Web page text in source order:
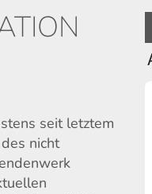
seit letztem
nicht